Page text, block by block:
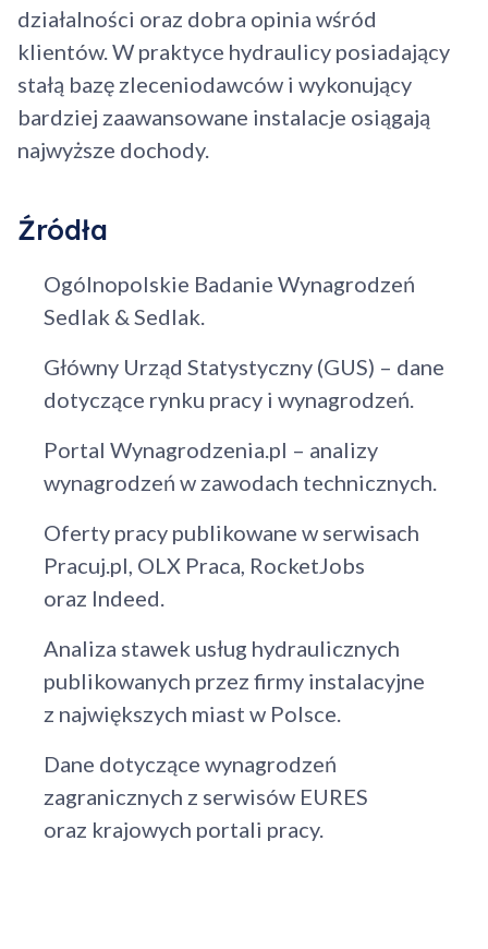
działalności oraz dobra opinia wśród
klientów. W praktyce hydraulicy posiadający
stałą bazę zleceniodawców i wykonujący
bardziej zaawansowane instalacje osiągają
najwyższe dochody.
Źródła
Ogólnopolskie Badanie Wynagrodzeń
Sedlak & Sedlak.
Główny Urząd Statystyczny (GUS) – dane
dotyczące rynku pracy i wynagrodzeń.
Portal Wynagrodzenia.pl – analizy
wynagrodzeń w zawodach technicznych.
Oferty pracy publikowane w serwisach
Pracuj.pl, OLX Praca, RocketJobs
oraz Indeed.
Analiza stawek usług hydraulicznych
publikowanych przez firmy instalacyjne
z największych miast w Polsce.
Dane dotyczące wynagrodzeń
zagranicznych z serwisów EURES
oraz krajowych portali pracy.